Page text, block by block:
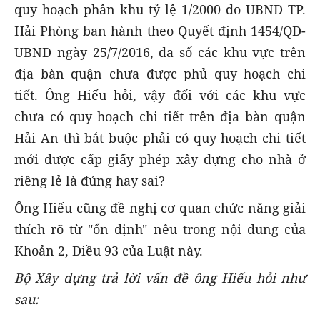
quy hoạch phân khu tỷ lệ 1/2000 do UBND TP.
Hải Phòng ban hành theo Quyết định 1454/QĐ-
UBND ngày 25/7/2016, đa số các khu vực trên
địa bàn quận chưa được phủ quy hoạch chi
tiết. Ông Hiếu hỏi, vậy đối với các khu vực
chưa có quy hoạch chi tiết trên địa bàn quận
Hải An thì bắt buộc phải có quy hoạch chi tiết
mới được cấp giấy phép xây dựng cho nhà ở
riêng lẻ là đúng hay sai?
Ông Hiếu cũng đề nghị cơ quan chức năng giải
thích rõ từ "ổn định" nêu trong nội dung của
Khoản 2, Điều 93 của Luật này.
Bộ Xây dựng trả lời vấn đề ông Hiếu hỏi như
sau: